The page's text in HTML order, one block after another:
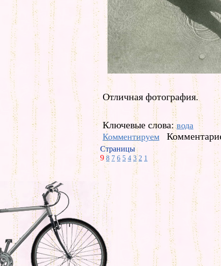
Отличная фотография.
Ключевые слова:вода
Комментируем
Страницы
9 8 7 6 5 4 3 2 1